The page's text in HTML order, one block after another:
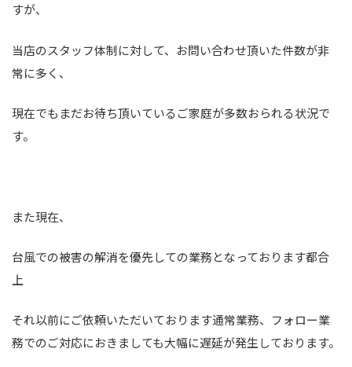
すが、
当店のスタッフ体制に対して、お問い合わせ頂いた件数が非
常に多く、
現在でもまだお待ち頂いているご家庭が多数おられる状況で
す。
また現在、
台風での被害の解消を優先しての業務となっております都合
上
それ以前にご依頼いただいております通常業務、フォロー業
務でのご対応におきましても大幅に遅延が発生しております。